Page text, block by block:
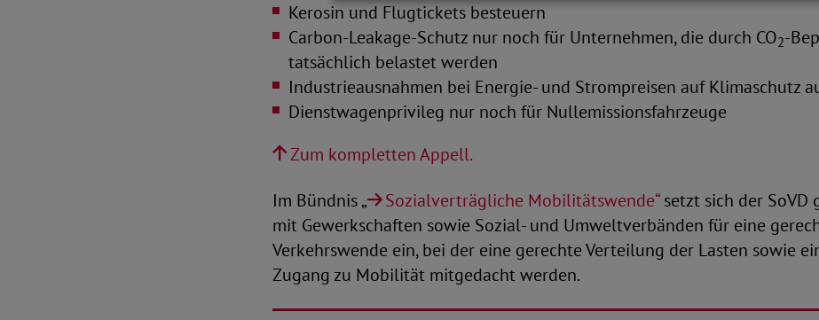
Kerosin und Flugtickets besteuern
Carbon-Leakage-Schutz nur noch für Unternehmen, die durch CO2-
tatsächlich belastet werden
Industrieausnahmen bei Energie- und Strompreisen auf Klimaschutz
Dienstwagenprivileg nur noch für Nullemissionsfahrzeuge
Zum kompletten Appell.
Im Bündnis „
Sozialverträgliche Mobilitätswende“setzt sich der SoVD
mit Gewerkschaften sowie Sozial- und Umweltverbänden für eine
Verkehrswende ein, bei der eine gerechte Verteilung der Lasten sowie
Zugang zu Mobilität mitgedacht werden.